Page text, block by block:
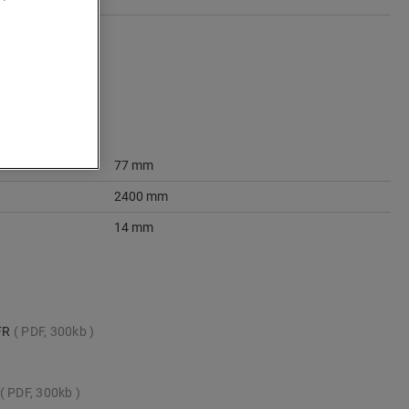
77 mm
2400 mm
14 mm
PDF, 300kb
PDF, 300kb